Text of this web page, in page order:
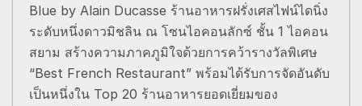
Blue by Alain Ducasse ร้านอาหารฝรั่งเศสไฟน์ไดนิ่ง
ระดับหนึ่งดาวมิชลิน ณ โซนไอคอนลักซ์ ชั้น 1 ไอคอน
สยาม สร้างความภาคภูมิใจด้วยการคว้ารางวัลพิเศษ
“Best French Restaurant” พร้อมได้รับการจัดอันดับ
เป็นหนึ่งใน Top 20 ร้านอาหารยอดเยี่ยมของ